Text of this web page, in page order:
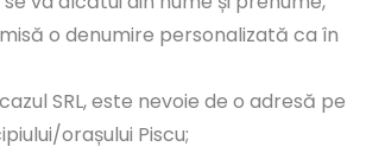
o denumire personalizată ca în
SRL, este nevoie de o adresă pe
orașului Piscu;